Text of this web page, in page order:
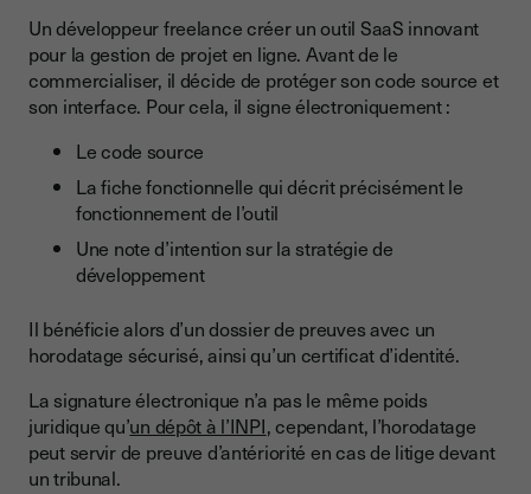
Un développeur freelance créer un outil SaaS innovant
pour la gestion de projet en ligne. Avant de le
commercialiser, il décide de protéger son code source et
son interface. Pour cela, il signe électroniquement :
Le code source
La fiche fonctionnelle qui décrit précisément le
fonctionnement de l’outil
Une note d’intention sur la stratégie de
développement
Il bénéficie alors d’un dossier de preuves avec un
horodatage sécurisé, ainsi qu’un certificat d’identité.
La signature électronique n’a pas le même poids
juridique qu’un dépôt à l’INPI, cependant, l’horodatage
peut servir de preuve d’antériorité en cas de litige devant
un tribunal.